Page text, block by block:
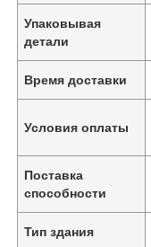
Упаковывая
детали
Время доставки
Условия оплаты
Поставка
способности
Тип здания